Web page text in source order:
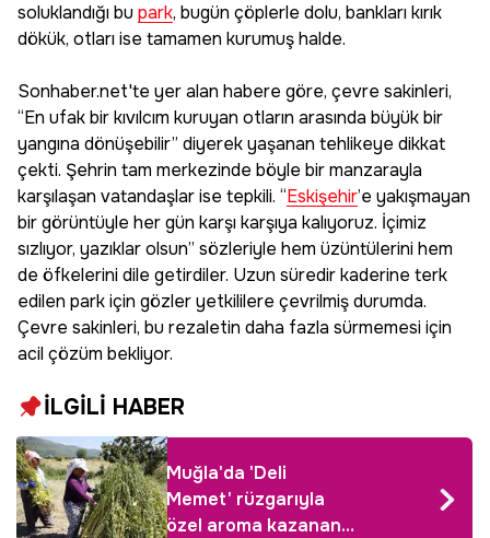
soluklandığı bu park, bugün çöplerle dolu, bankları kırık
dökük, otları ise tamamen kurumuş halde.
Sonhaber.net'te yer alan habere göre, çevre sakinleri,
“En ufak bir kıvılcım kuruyan otların arasında büyük bir
yangına dönüşebilir” diyerek yaşanan tehlikeye dikkat
çekti. Şehrin tam merkezinde böyle bir manzarayla
karşılaşan vatandaşlar ise tepkili. “Eskişehir’e yakışmayan
bir görüntüyle her gün karşı karşıya kalıyoruz. İçimiz
sızlıyor, yazıklar olsun” sözleriyle hem üzüntülerini hem
de öfkelerini dile getirdiler. Uzun süredir kaderine terk
edilen park için gözler yetkililere çevrilmiş durumda.
Çevre sakinleri, bu rezaletin daha fazla sürmemesi için
acil çözüm bekliyor.
İLGİLİ HABER
Muğla'da 'Deli
Memet' rüzgarıyla
özel aroma kazanan